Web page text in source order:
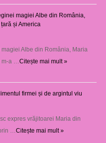
magiei Albe din România,
și America
Albe din România, Maria
a … Citește mai mult »
firmei și de argintul viu
expres vrăjitoarei Maria din
… Citește mai mult »